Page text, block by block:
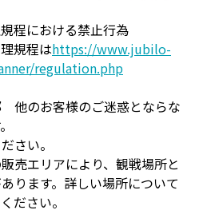
程における禁止行為
規程はhttps://www.jubilo-
regulation.php
他のお客様のご迷惑とならな
さい。
売エリアにより、観戦場所と
ります。詳しい場所について
ださい。